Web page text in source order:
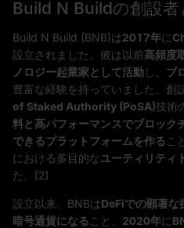
Build N Buildの創設者
Build N Build (BNB)は2017年に
設立されました。彼は以前高頻度
ノロジー起業家として活動し、 ブ
豊富な経験を持っていました。創
of Staked Authority (PoSA)技術
料と高パフォーマンスでブロック
できるプラットフォームを作る こ
における多目的なユーティリティ
た。[2]
設立以来、BNBはDeFiでの顕著な
暗号通貨になる こと、 2020年に